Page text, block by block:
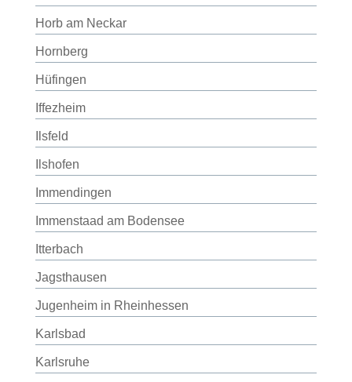
Horb am Neckar
Hornberg
Hüfingen
Iffezheim
Ilsfeld
Ilshofen
Immendingen
Immenstaad am Bodensee
Itterbach
Jagsthausen
Jugenheim in Rheinhessen
Karlsbad
Karlsruhe